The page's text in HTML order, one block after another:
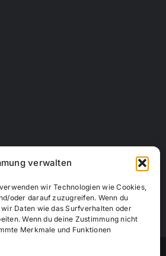
verwalten
wir Technologien wie Cookies,
oder darauf zuzugreifen. Wenn du
Daten wie das Surfverhalten oder
Wenn du deine Zustimmung nicht
Merkmale und Funktionen